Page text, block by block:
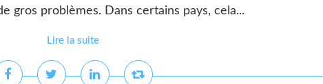
gros problèmes. Dans certains pays, cela...
Lire la suite